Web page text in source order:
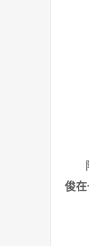
俊在